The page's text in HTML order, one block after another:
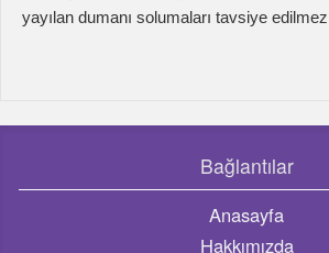
Hakkımızda
Bize Ulaşın
Ürün Kategorileri
Uçucu Yağlar
Lavanta Ürünleri